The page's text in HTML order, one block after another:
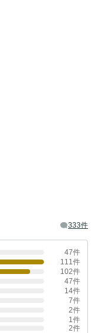
333件
47件
111件
102件
47件
14件
7件
2件
1件
2件